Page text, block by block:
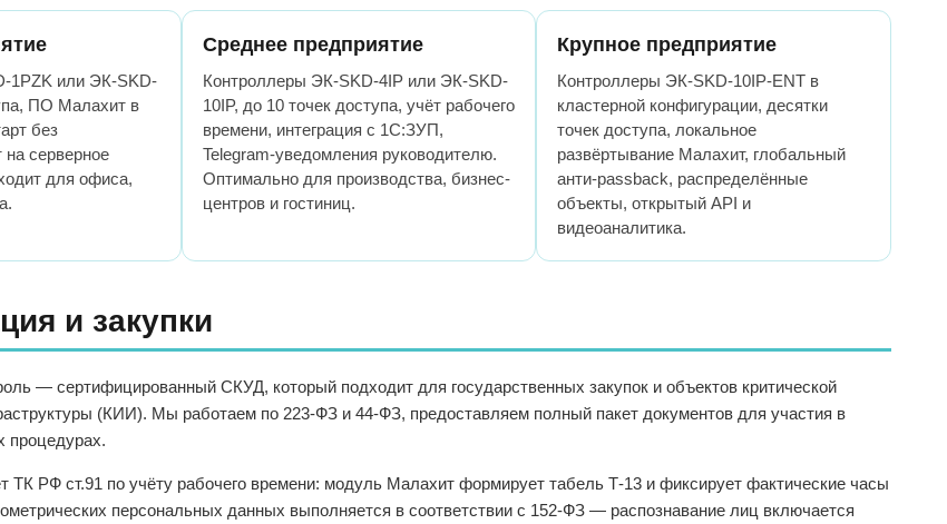
1PZK или ЭК-SKD-
ПО Малахит в
без
на серверное
для офиса,
Среднее предприятие
Контроллеры ЭК-SKD-4IP или ЭК-SKD-
10IP, до 10 точек доступа, учёт рабочего
времени, интеграция с 1С:ЗУП,
Telegram-уведомления руководителю.
Оптимально для производства, бизнес-
центров и гостиниц.
Крупное предприятие
Контроллеры ЭК-SKD-10IP-ENT в
кластерной конфигурации, десятки
точек доступа, локальное
развёртывание Малахит, глобальный
анти-passback, распределённые
объекты, открытый API и
видеоаналитика.
и закупки
— сертифицированный СКУД, который подходит для государственных закупок и объектов критической
(КИИ). Мы работаем по 223-ФЗ и 44-ФЗ, предоставляем полный пакет документов для участия в
процедурах.
ТК РФ ст.91 по учёту рабочего времени: модуль Малахит формирует табель Т-13 и фиксирует фактические часы
персональных данных выполняется в соответствии с 152-ФЗ — распознавание лиц включается